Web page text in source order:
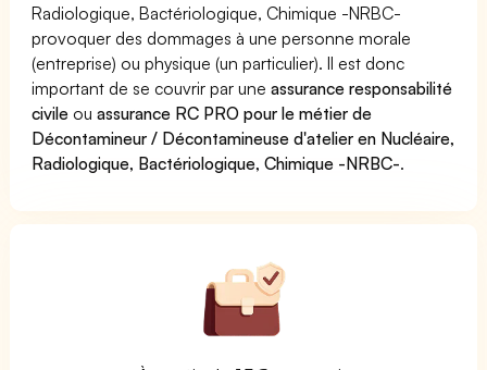
Radiologique, Bactériologique, Chimique -NRBC-
provoquer des dommages à une personne morale
(entreprise) ou physique (un particulier). Il est donc
important de se couvrir par uneassurance responsabilité
civile ouassurance RC PRO pour le métier de
Décontamineur / Décontamineuse d'atelier en Nucléaire,
Radiologique, Bactériologique, Chimique -NRBC-.